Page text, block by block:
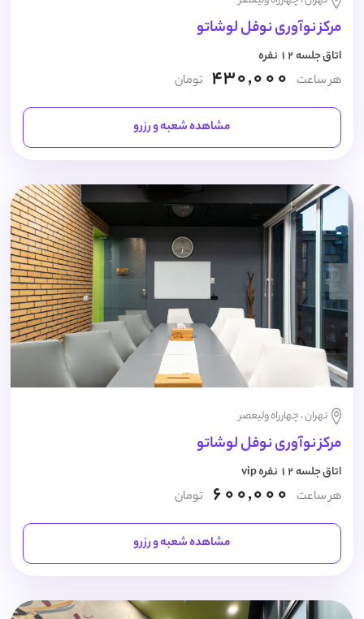
مرکز نوآوری نوفل لوشاتو
اتاق جلسه 12 نفره
هر ساعت 430,000 تومان
مشاهده شعبه و رزرو
تهران ، چهارراه ولیعصر
مرکز نوآوری نوفل لوشاتو
اتاق جلسه 12 نفره vip
هر ساعت 600,000 تومان
مشاهده شعبه و رزرو